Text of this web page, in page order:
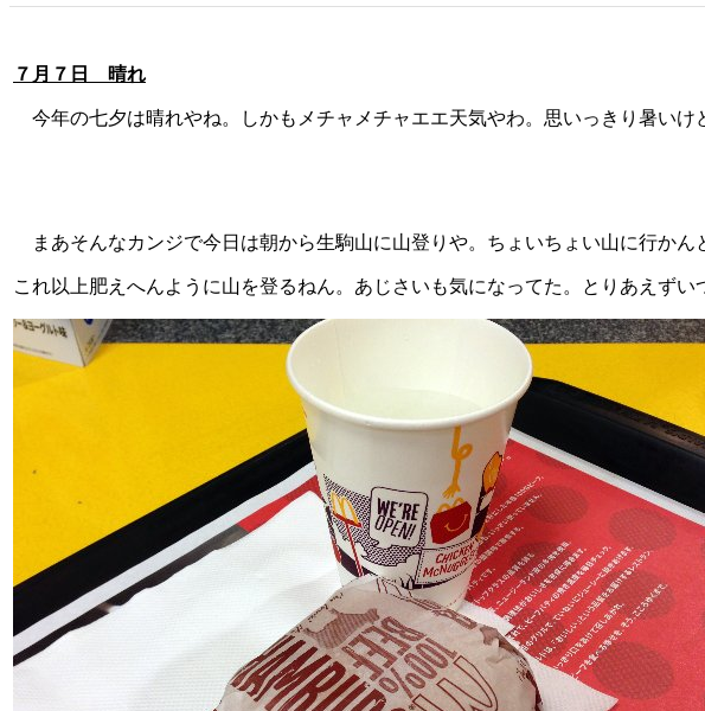
７月７日 晴れ
今年の七夕は晴れやね。しかもメチャメチャエエ天気やわ。思いっきり暑いけ
まあそんなカンジで今日は朝から生駒山に山登りや。ちょいちょい山に行か
これ以上肥えへんように山を登るねん。あじさいも気になってた。とりあえずい